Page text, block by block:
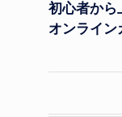
初心者から
オンライン